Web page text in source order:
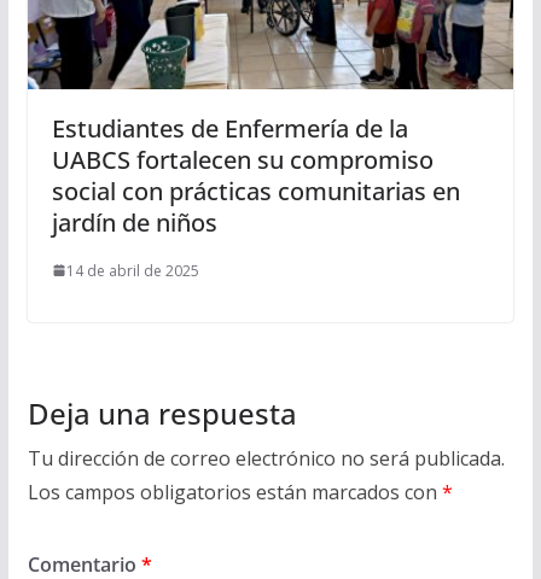
Estudiantes de Enfermería de la
UABCS fortalecen su compromiso
social con prácticas comunitarias en
jardín de niños
14 de abril de 2025
Deja una respuesta
Tu dirección de correo electrónico no será publicada.
Los campos obligatorios están marcados con *
Comentario *